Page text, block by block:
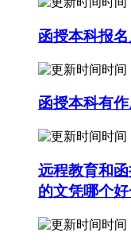
函授本科报
时间
函授本科有
时间
远程教育和
的文凭哪个
时间